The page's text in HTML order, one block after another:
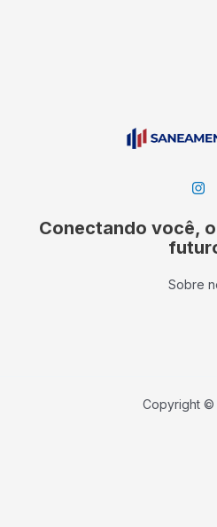
Conectando você,
Sobre
Copyright ©